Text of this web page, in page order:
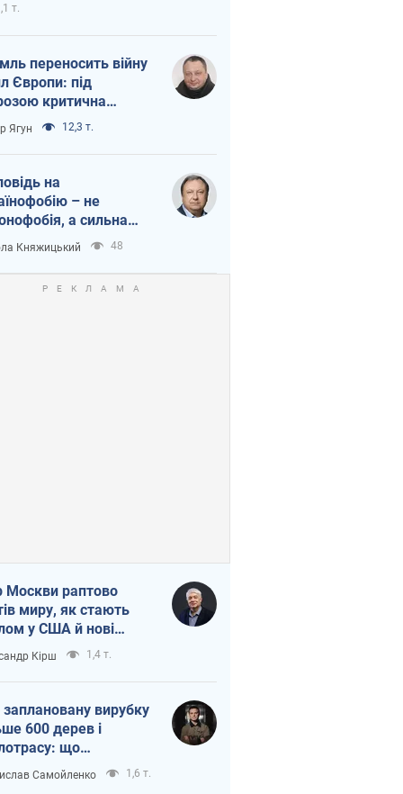
т.
переносить війну
Європи: під
критична
Ягун 12,3 т.
на
– не
а сильна
держава
Княжицький 48
Москви раптово
миру, як стають
у США й нові
топ-рейтинги
Кірш 1,4 т.
вирубку
600 дерев і
що
на Теремках
Самойленко 1,6 т.